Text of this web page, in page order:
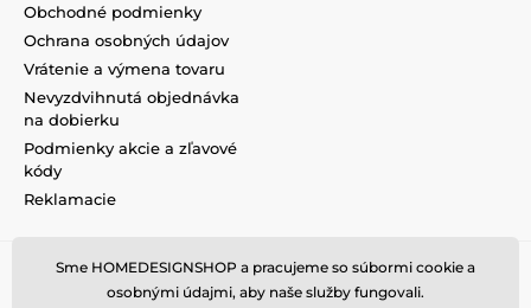
Obchodné podmienky
Ochrana osobných údajov
Vrátenie a výmena tovaru
Nevyzdvihnutá objednávka
na dobierku
Podmienky akcie a zľavové
kódy
Reklamacie
Sme HOMEDESIGNSHOP a pracujeme so súbormi cookie a
osobnými údajmi, aby naše služby fungovali.